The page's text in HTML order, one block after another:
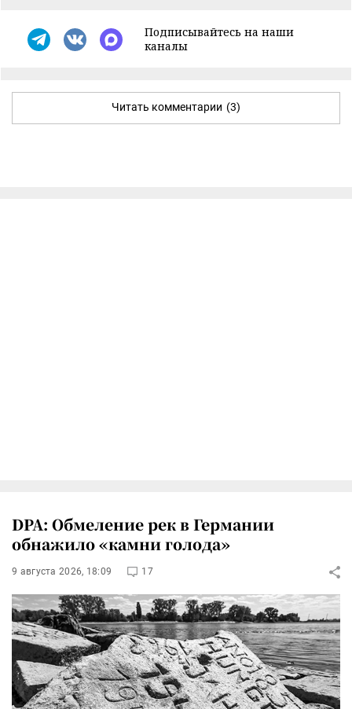
Подписывайтесь на наши
каналы
Читать комментарии (3)
DPA: Обмеление рек в Германии
обнажило «камни голода»
9 августа 2026, 18:09 17